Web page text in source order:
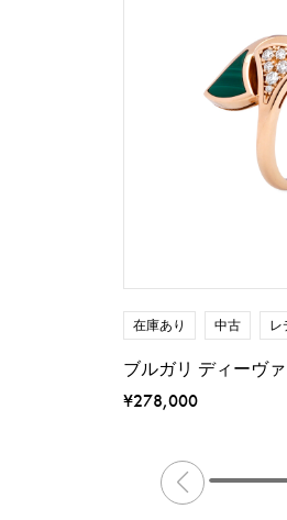
在庫あり 中古 レ
ブルガリ ディーヴ
¥278,000